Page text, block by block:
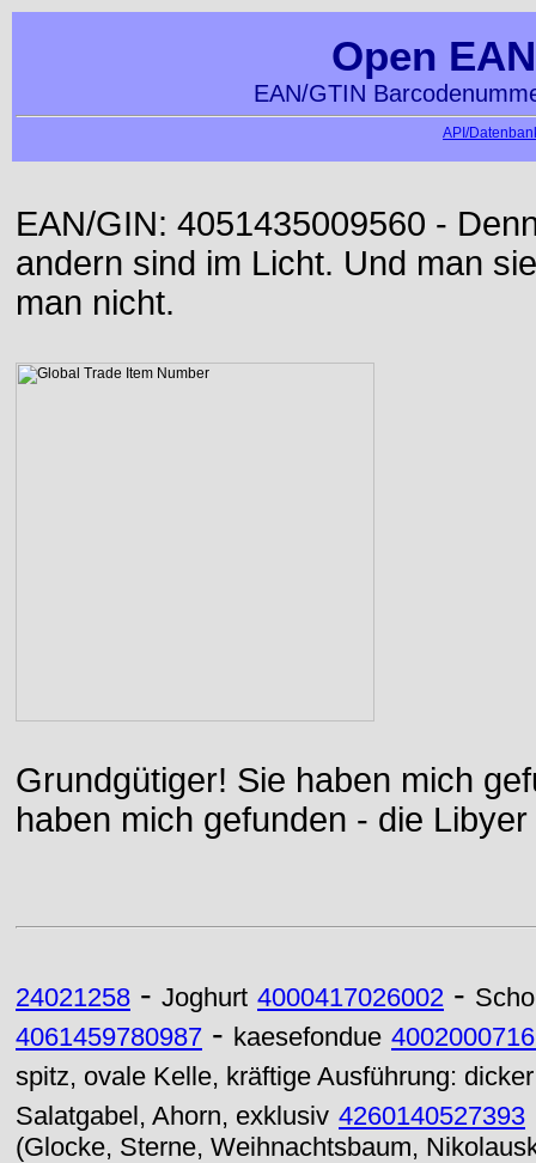
Open
EAN/GTIN
API/
EAN/GIN: 4051435009560 -
andern sind im Licht. Und man
man nicht.
Grundgütiger! Sie haben mich
haben mich gefunden - die
24021258 - Joghurt 4000417026002 -
4061459780987 - kaesefondue
spitz, ovale Kelle, kräftige Ausführung:
Salatgabel, Ahorn, exklusiv 4260140527393
(Glocke, Sterne, Weihnachtsbaum,